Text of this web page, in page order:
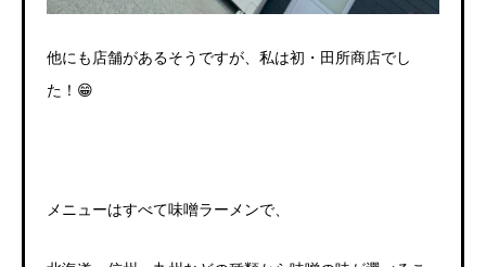
他にも店舗があるそうですが、私は初・田所商店でし
た！ 😁
メニューはすべて味噌ラーメンで、